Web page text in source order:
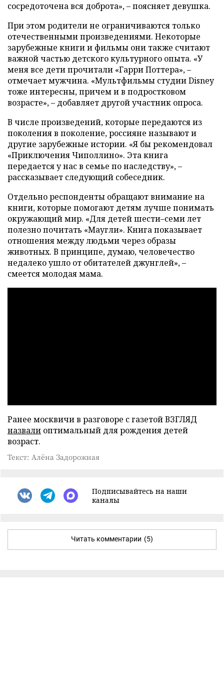
сосредоточена вся доброта», – поясняет девушка.
При этом родители не ограничиваются только
отечественными произведениями. Некоторые
зарубежные книги и фильмы они также считают
важной частью детского культурного опыта. «У
меня все дети прочитали «Гарри Поттера», –
отмечает мужчина. «Мультфильмы студии Disney
тоже интересны, причем и в подростковом
возрасте», – добавляет другой участник опроса.
В числе произведений, которые передаются из
поколения в поколение, россияне называют и
другие зарубежные истории. «Я бы рекомендовал
«Приключения Чиполлино». Эта книга
передается у нас в семье по наследству», –
рассказывает следующий собеседник.
Отдельно респонденты обращают внимание на
книги, которые помогают детям лучше понимать
окружающий мир. «Для детей шести–семи лет
полезно почитать «Маугли». Книга показывает
отношения между людьми через образы
животных. В принципе, думаю, человечество
недалеко ушло от обитателей джунглей», –
смеется молодая мама.
Ранее москвичи в разговоре с газетой ВЗГЛЯД
назвали оптимальный для рождения детей
возраст.
Текст: Алёна Задорожная
Подписывайтесь на наши
каналы
Читать комментарии (5)